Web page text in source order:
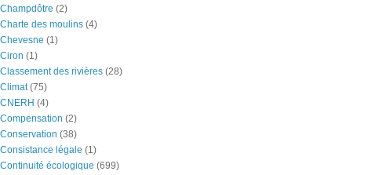
Champdôtre (2)
Charte des moulins (4)
Chevesne (1)
Ciron (1)
Classement des rivières (28)
Climat (75)
CNERH (4)
Compensation (2)
Conservation (38)
Consistance légale (1)
Continuité écologique (699)